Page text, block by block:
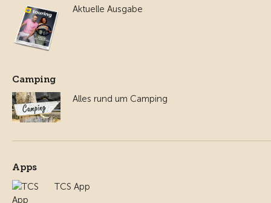
Aktuelle Ausgabe
Camping
Alles rund um Camping
Apps
TCS App